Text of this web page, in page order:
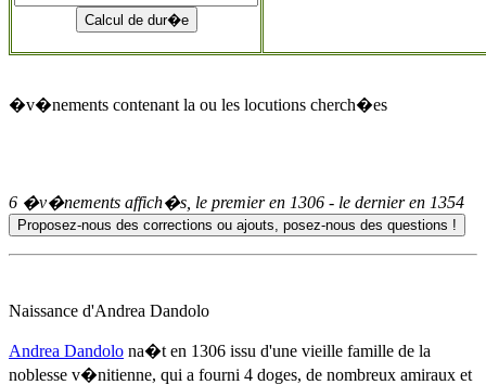
�v�nements contenant la ou les locutions cherch�es
6 �v�nements affich�s, le premier en 1306 - le dernier en 1354
Naissance d'Andrea Dandolo
Andrea Dandolo na�t en 1306 issu d'une vieille famille de la
noblesse v�nitienne, qui a fourni 4 doges, de nombreux amiraux et